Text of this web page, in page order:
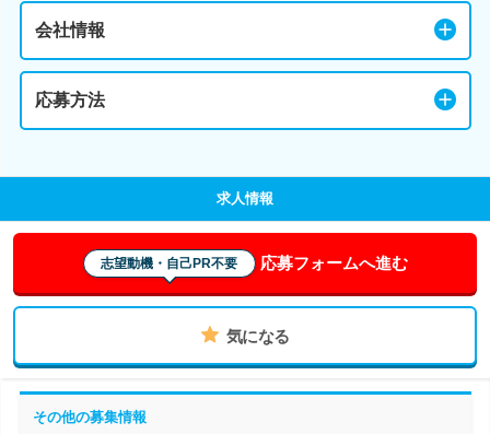
会社情報
応募方法
求人情報
志望動機・自己PR不要 応募フォームへ進む
気になる
その他の募集情報